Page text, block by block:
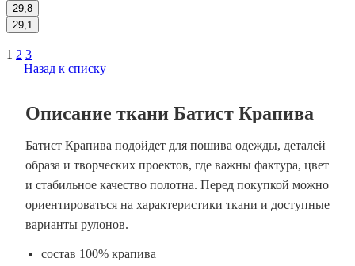
29,8
29,1
1 2 3
Назад к списку
Описание ткани Батист Крапива
Батист Крапива подойдет для пошива одежды, деталей
образа и творческих проектов, где важны фактура, цвет
и стабильное качество полотна. Перед покупкой можно
ориентироваться на характеристики ткани и доступные
варианты рулонов.
состав 100% крапива